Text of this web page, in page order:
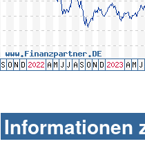
Informationen